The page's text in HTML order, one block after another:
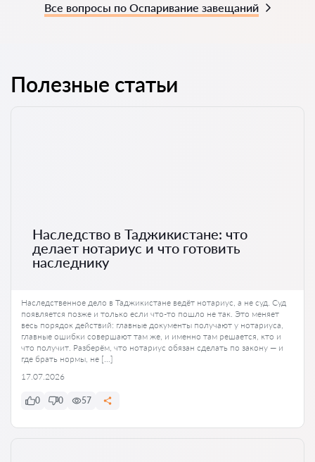
Все вопросы по Оспаривание завещаний
Полезные статьи
Наследство в Таджикистане: что
делает нотариус и что готовить
наследнику
Наследственное дело в Таджикистане ведёт нотариус, а не суд. Суд
появляется позже и только если что-то пошло не так. Это меняет
весь порядок действий: главные документы получают у нотариуса,
главные ошибки совершают там же, и именно там решается, кто и
что получит. Разберём, что нотариус обязан сделать по закону — и
где брать нормы, не […]
17.07.2026
0 0 57